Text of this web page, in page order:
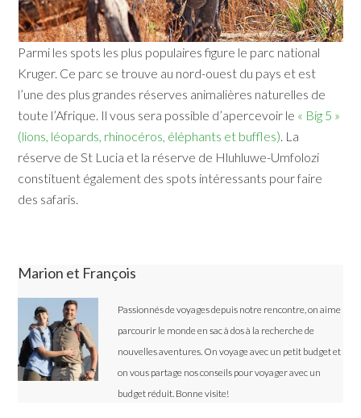
Parmi les spots les plus populaires figure le parc national
Kruger. Ce parc se trouve au nord-ouest du pays et est
l’une des plus grandes réserves animalières naturelles de
toute l’Afrique. Il vous sera possible d’apercevoir le « Big 5 »
(lions, léopards, rhinocéros, éléphants et buffles). La
réserve de St Lucia et la réserve de Hluhluwe-Umfolozi
constituent également des spots intéressants pour faire
des safaris.
Marion et François
Passionnés de voyages depuis notre rencontre, on aime
parcourir le monde en sac à dos à la recherche de
nouvelles aventures. On voyage avec un petit budget et
on vous partage nos conseils pour voyager avec un
budget réduit. Bonne visite!